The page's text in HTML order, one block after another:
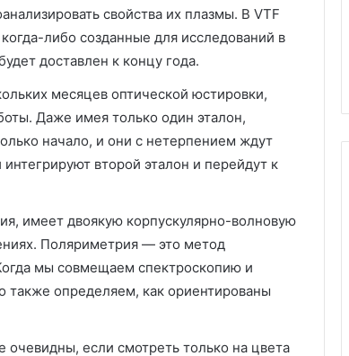
свойства их плазмы. В VTF
либо созданные для исследований в
доставлен к концу года.
месяцев оптической юстировки,
Даже имея только один эталон,
начало, и они с нетерпением ждут
второй эталон и перейдут к
имеет двоякую корпускулярно-волновую
Поляриметрия — это метод
мы совмещаем спектроскопию и
определяем, как ориентированы
если смотреть только на цвета